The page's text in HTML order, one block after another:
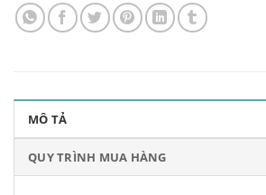
MÔ TẢ
QUY TRÌNH MUA HÀNG